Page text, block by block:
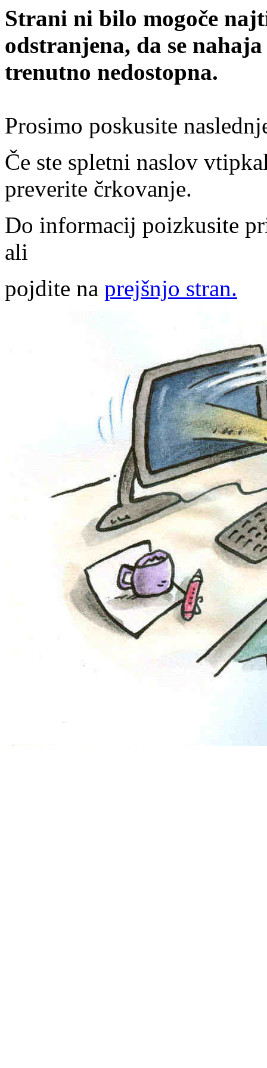
Strani ni bilo mogoče
odstranjena, da se
trenutno nedostopna.
Prosimo poskusite
Če ste spletni naslov
preverite črkovanje.
Do informacij poizkusite
ali
pojdite na prejšnjo stran.